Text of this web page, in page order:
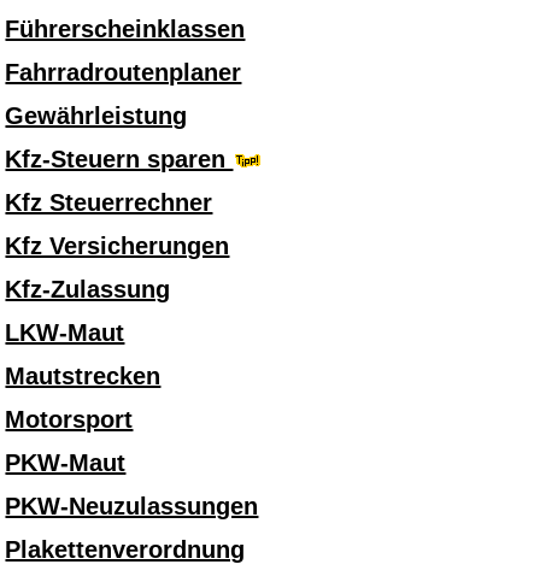
Führerscheinklassen
Fahrradroutenplaner
Gewährleistung
Kfz-Steuern sparen
Kfz Steuerrechner
Kfz Versicherungen
Kfz-Zulassung
LKW-Maut
Mautstrecken
Motorsport
PKW-Maut
PKW-Neuzulassungen
Plakettenverordnung